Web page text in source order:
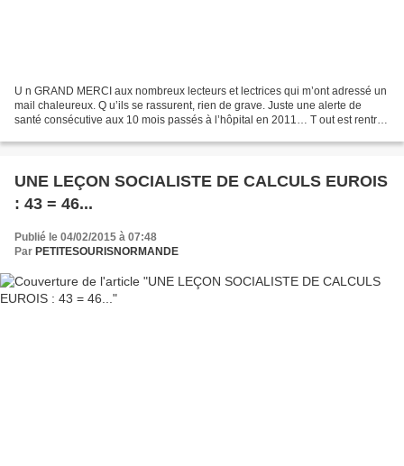
U n GRAND MERCI aux nombreux lecteurs et lectrices qui m’ont adressé un
mail chaleureux. Q u’ils se rassurent, rien de grave. Juste une alerte de
santé consécutive aux 10 mois passés à l’hôpital en 2011… T out est rentré
UNE LEÇON SOCIALISTE DE CALCULS EUROIS
: 43 = 46...
Publié le 04/02/2015 à 07:48
Par PETITESOURISNORMANDE